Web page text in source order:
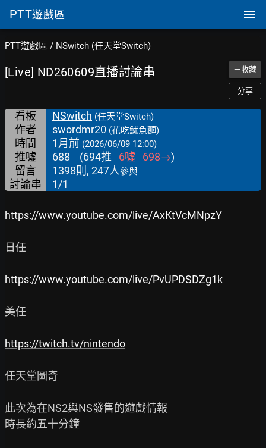
PTT遊戲區
PTT遊戲區 / NSwitch (任天堂Switch)
[Live] ND260609直播討論串 ＋收藏
分享
看板 NSwitch (任天堂Switch)
作者 swordmr20 (花吃魷魚麵)
時間 1月前 (2026/06/09 12:00)
推噓 688 (694推 6噓 698→)
留言
1398則, 247人參與
討論串 1/1
https://www.youtube.com/live/AxKtVcMNpzY
日任
https://www.youtube.com/live/PvUPDSDZg1k
美任
https://twitch.tv/nintendo
任天堂圖奇
此次為在NS2與NS發售的遊戲情報
時長約五十分鐘